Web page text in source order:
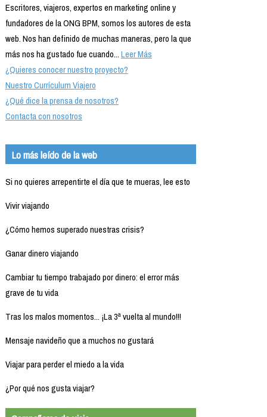
Escritores, viajeros, expertos en marketing online y
fundadores de la ONG BPM, somos los autores de esta
web. Nos han definido de muchas maneras, pero la que
más nos ha gustado fue cuando...Leer Más
¿Quieres conocer nuestro proyecto?
Nuestro Currículum Viajero
¿Qué dice la prensa de nosotros?
Contacta con nosotros
Lo más leído de la web
Si no quieres arrepentirte el día que te mueras, lee esto
Vivir viajando
¿Cómo hemos superado nuestras crisis?
Ganar dinero viajando
Cambiar tu tiempo trabajado por dinero: el error más
grave de tu vida
Tras los malos momentos... ¡La 3ª vuelta al mundo!!!
Mensaje navideño que a muchos no gustará
Viajar para perder el miedo a la vida
¿Por qué nos gusta viajar?